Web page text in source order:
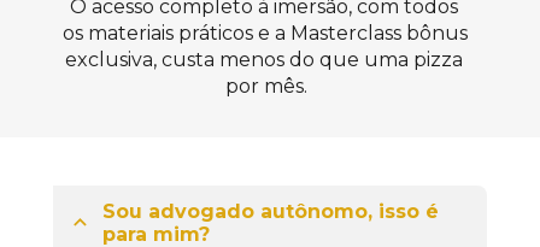
O acesso completo à imersão, com todos
os materiais práticos e a Masterclass bônus
exclusiva, custa menos do que uma pizza
por mês.
Sou advogado autônomo, isso é
para mim?